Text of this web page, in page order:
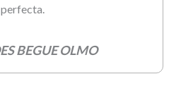
perfecta.
BEGUE OLMO